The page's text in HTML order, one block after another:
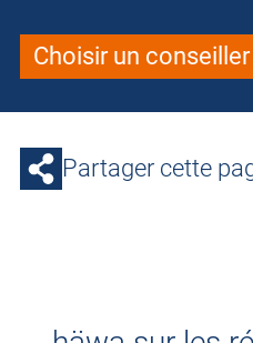
Choisir un
Partager cette